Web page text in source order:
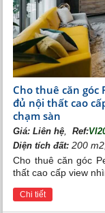
còn có trường
mang thương
trung tâm thương
Vincom Center
Cho thuê căn góc
đủ nội thất cao
chạm sàn
Giá:Liên hệ Ref:
Diện tích đất: 200
Cho thuê căn góc
thất cao cấp view
Chi tiết